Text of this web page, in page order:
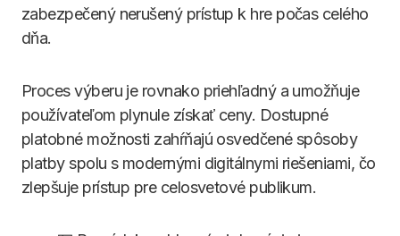
zabezpečený nerušený prístup k hre počas celého
dňa.
Proces výberu je rovnako priehľadný a umožňuje
používateľom plynule získať ceny. Dostupné
platobné možnosti zahŕňajú osvedčené spôsoby
platby spolu s modernými digitálnymi riešeniami, čo
zlepšuje prístup pre celosvetové publikum.